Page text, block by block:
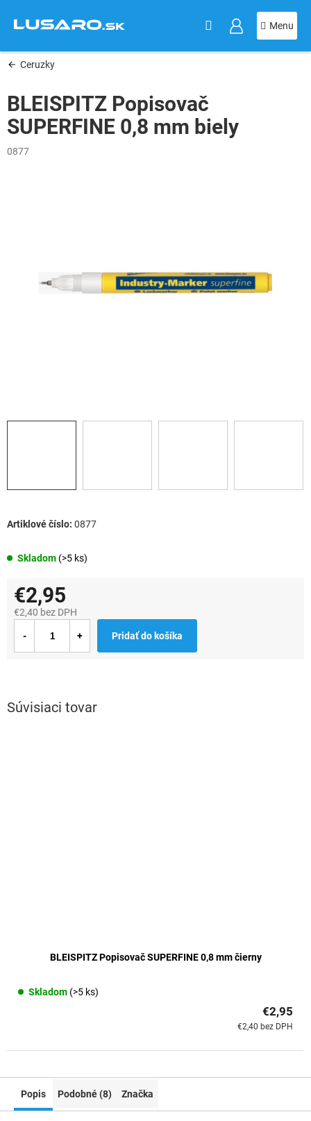
obsah
Ceruzky
BLEISPITZ Popisovač
SUPERFINE 0,8 mm biely
0877
Skladom (>5 ks)
0877
€2,95
€2,40 bez DPH
cena:
Pridať do košíka
Súvisiaci tovar
BLEISPITZ Popisovač SUPERFINE 0,8 mm čierny
Skladom (>5 ks)
€2,40 bez DPH
€2,95
Popis Podobné (8) Značka